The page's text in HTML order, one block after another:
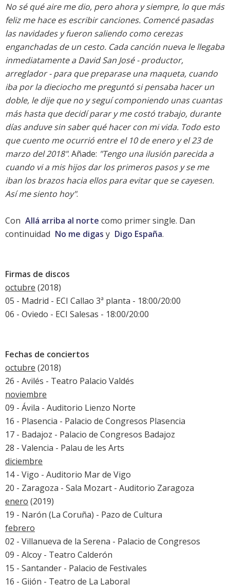
No sé qué aire me dio, pero ahora y siempre, lo que más
feliz me hace es escribir canciones. Comencé pasadas
las navidades y fueron saliendo como cerezas
enganchadas de un cesto. Cada canción nueva le llegaba
inmediatamente a David San José - productor,
arreglador - para que preparase una maqueta, cuando
iba por la dieciocho me preguntó si pensaba hacer un
doble, le dije que no y seguí componiendo unas cuantas
más hasta que decidí parar y me costó trabajo, durante
días anduve sin saber qué hacer con mi vida. Todo esto
que cuento me ocurrió entre el 10 de enero y el 23 de
marzo del 2018". Añade: "Tengo una ilusión parecida a
cuando vi a mis hijos dar los primeros pasos y se me
iban los brazos hacia ellos para evitar que se cayesen.
Así me siento hoy".
Con Allá arriba al norte como primer single. Dan
continuidad No me digas y Digo España.
Firmas de discos
octubre (2018)
05 - Madrid - ECI Callao 3ª planta - 18:00/20:00
06 - Oviedo - ECI Salesas - 18:00/20:00
Fechas de conciertos
octubre (2018)
26 - Avilés - Teatro Palacio Valdés
noviembre
09 - Ávila - Auditorio Lienzo Norte
16 - Plasencia - Palacio de Congresos Plasencia
17 - Badajoz - Palacio de Congresos Badajoz
28 - Valencia - Palau de les Arts
diciembre
14 - Vigo - Auditorio Mar de Vigo
20 - Zaragoza - Sala Mozart - Auditorio Zaragoza
enero (2019)
19 - Narón (La Coruña) - Pazo de Cultura
febrero
02 - Villanueva de la Serena - Palacio de Congresos
09 - Alcoy - Teatro Calderón
15 - Santander - Palacio de Festivales
16 - Gijón - Teatro de La Laboral